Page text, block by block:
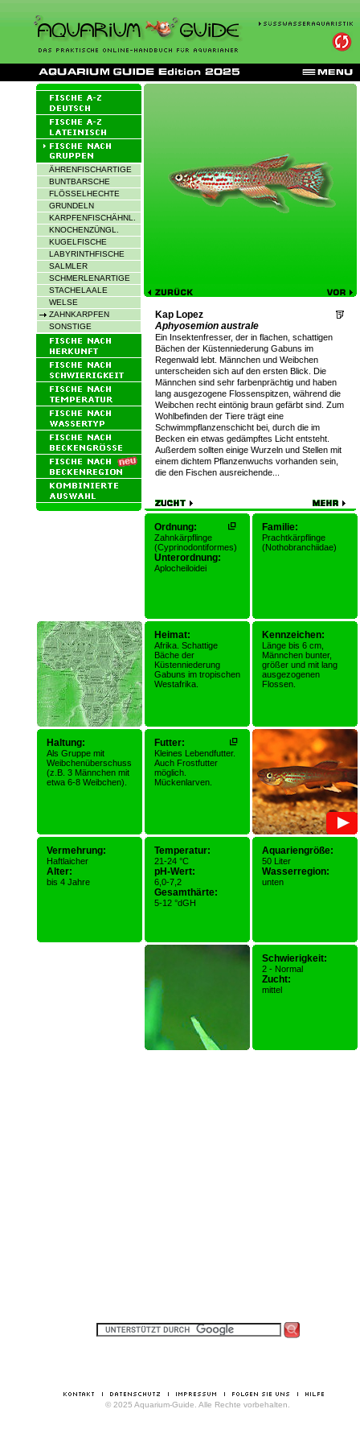
ÄHRENFISCHARTIGE
BUNTBARSCHE
FLÖSSELHECHTE
GRUNDELN
KARPFENFISCHÄHNL.
KNOCHENZÜNGL.
KUGELFISCHE
LABYRINTHFISCHE
SALMLER
SCHMERLENARTIGE
STACHELAALE
WELSE
ZAHNKARPFEN
SONSTIGE
Kap Lopez
Aphyosemion australe
Ein Insektenfresser, der in flachen, schattigen
Bächen der Küstenniederung Gabuns im
Regenwald lebt. Männchen und Weibchen
unterscheiden sich auf den ersten Blick. Die
Männchen sind sehr farbenprächtig und haben
lang ausgezogene Flossenspitzen, während die
Weibchen recht eintönig braun gefärbt sind. Zum
Wohlbefinden der Tiere trägt eine
Schwimmpflanzenschicht bei, durch die im
Becken ein etwas gedämpftes Licht entsteht.
Außerdem sollten einige Wurzeln und Stellen mit
einem dichtem Pflanzenwuchs vorhanden sein,
die den Fischen ausreichende...
Ordnung:
Zahnkärpflinge
(Cyprinodontiformes)
Unterordnung:
Aplocheiloidei
Familie:
Prachtkärpflinge
(Nothobranchiidae)
Heimat:
Afrika. Schattige
Bäche der
Küstenniederung
Gabuns im tropischen
Westafrika.
Kennzeichen:
Länge bis 6 cm,
Männchen bunter,
größer und mit lang
ausgezogenen
Flossen.
Haltung:
Als Gruppe mit
Weibchenüberschuss
(z.B. 3 Männchen mit
etwa 6-8 Weibchen).
Futter:
Kleines Lebendfutter.
Auch Frostfutter
möglich.
Mückenlarven.
Vermehrung:
Haftlaicher
Alter:
bis 4 Jahre
Temperatur:
21-24 °C
pH-Wert:
6,0-7,2
Gesamthärte:
5-12 °dGH
Aquariengröße:
50 Liter
Wasserregion:
unten
Schwierigkeit:
2 - Normal
Zucht:
mittel
© 2025 Aquarium-Guide. Alle Rechte vorbehalten.